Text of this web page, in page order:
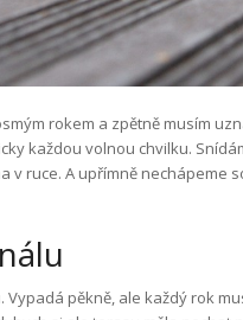
rokem a zpětně musím
každou volnou chvilku.
v ruce. A upřímně nechápeme
pěkně, ale každý rok